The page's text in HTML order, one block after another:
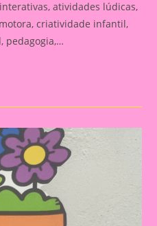
atividades lúdicas,
criatividade infantil,
pedagogia,…